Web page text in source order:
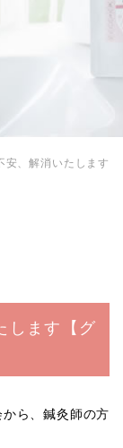
安、解消いたします
します【グ
ら、鍼灸師の方